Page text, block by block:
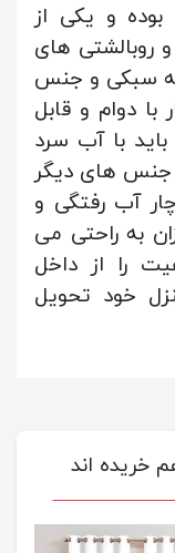
و یکی از
روبالشتی های
سبکی و جنس
دوام و قابل
با آب سرد
جنس های دیگر
آب رفتگی و
به راحتی می
را از داخل
خود تحویل
خریده اند